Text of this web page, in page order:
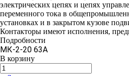
электрических цепях и цепях
переменного тока в
установках и в закрытом кузове
Контакторы имеют исполнения,
Подробности
МК-2-20 63А
В корзину